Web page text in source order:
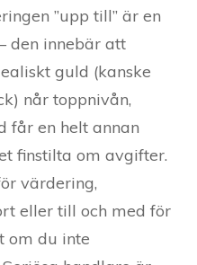
”upp till” är en
den innebär att
guld (kanske
når toppnivån,
får en helt annan
finstilta om avgifter.
värdering,
eller till och med för
om du inte